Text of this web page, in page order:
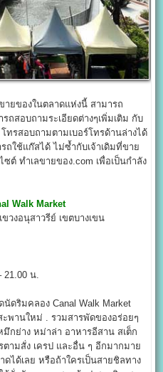
ยของในตลาดแห่งนี้ สามารถ
ถสอบถามระเอียดต่างๆเพิ่มเติม กับ
ทรสอบถามตามเบอร์โทรด้านล่างได้
ถใช้แก๊สได้ ไม่ซ้ำกับเจ้าเดิมที่ขาย
ต์ ทำเลขายของ.com เพื่อเป็นกำลัง
Walk Market
วงอนุสาวรีย์ เขตบางเขน
21.00 น.
ริมคลอง Canal Walk Market
พานใหม่ . รวมสารพัดของอร่อยๆ
กย่าง หม่าล่า อาหารอีสาน สเต็ก
ามสั่ง เครป และอื่น ๆ อีกมากมาย
ได้เลย หรือถ้าใครเป็นสายชิลทาง